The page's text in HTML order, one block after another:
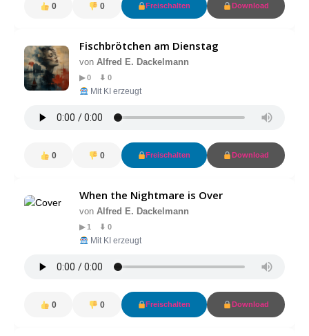
0 0 Freischalten Download
Fischbrötchen am Dienstag
von Alfred E. Dackelmann
▶ 0 ⬇ 0
Mit KI erzeugt
0 0 Freischalten Download
When the Nightmare is Over
von Alfred E. Dackelmann
▶ 1 ⬇ 0
Mit KI erzeugt
0 0 Freischalten Download